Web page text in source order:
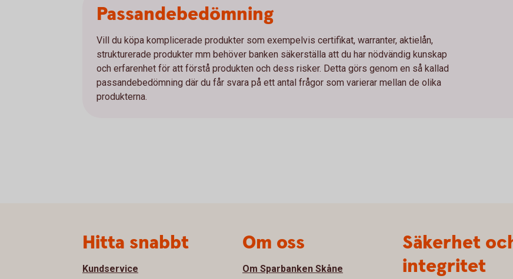
Passandebedömning
Vill du köpa komplicerade produkter som exempelvis certifikat, warranter, aktielån,
strukturerade produkter mm behöver banken säkerställa att du har nödvändig kunskap
och erfarenhet för att förstå produkten och dess risker. Detta görs genom en så kallad
passandebedömning där du får svara på ett antal frågor som varierar mellan de olika
produkterna.
Hitta snabbt
Kundservice
Om oss
Om Sparbanken Skåne
Säkerhet
integritet